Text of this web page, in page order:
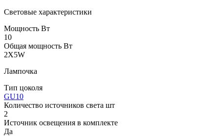
Световые характеристики
Мощность Вт
10
Общая мощность Вт
2X5W
Лампочка
Тип цоколя
GU10
Количество источников света шт
2
Источник освещения в комплекте
Да